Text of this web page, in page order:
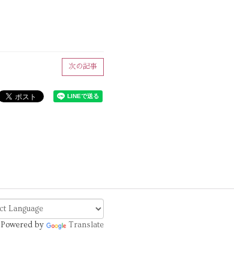
次の記事
Powered by Translate